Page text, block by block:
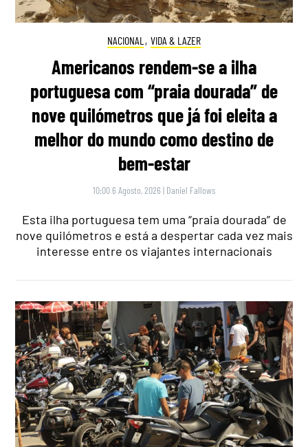
NACIONAL , VIDA & LAZER
Americanos rendem-se a ilha
portuguesa com “praia dourada” de
nove quilómetros que já foi eleita a
melhor do mundo como destino de
bem-estar
10:00 6 Agosto, 2026 | Daniel Fallows
Esta ilha portuguesa tem uma “praia dourada” de
nove quilómetros e está a despertar cada vez mais
interesse entre os viajantes internacionais